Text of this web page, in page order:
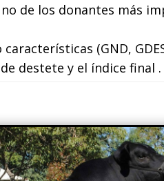
de los donantes más
(GND,
de destete y el índice